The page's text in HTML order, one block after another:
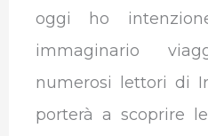
oggi ho
immaginario
numerosi lettori di
porterà a scoprire